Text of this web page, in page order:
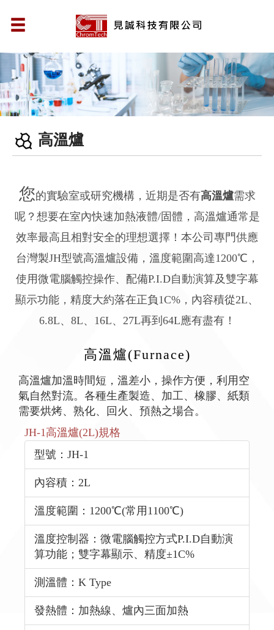
高溫爐
您的實驗室或研究機構，近期是否有高溫爐需求
呢？想要在室內快速加熱液體/固體，高溫爐通常是
效率最高且相對安全的理想選擇！本公司專門供應
台灣製JH型號高溫爐設備，溫度範圍高達1200℃，
使用微電腦觸控操作、配備P.I.D自動演算及雙字幕
顯示功能，精度大約落在正負1C%，內容積從2L、
6.8L、8L、16L、27L再到64L應有盡有！
高溫爐(Furnace)
高溫爐加溫時間短，溫差小，操作方便，利用空
氣自然對流。各種生產製造、加工、橡膠、紙類
需要烘烤、熟化、回火、預熱之場合。
JH-1高溫爐(2L)規格
型號：JH-1
內容積：2L
溫度範圍：1200℃(常用1100℃)
溫度控制器：微電腦觸控方式P.I.D自動演
算功能；雙字幕顯示、精度±1C%
測溫體：K Type
發熱體：加熱線、爐內三面加熱